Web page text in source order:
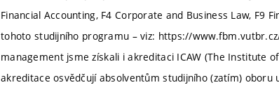
Financial Accounting, F4 Corporate and Business Law, F9
tohoto studijního programu – viz: https://
management jsme získali i akreditaci ICAW (The Institute
akreditace osvědčují absolventům studijního (zatím)